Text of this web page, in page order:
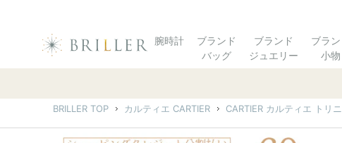
腕時計
ブランド
バッグ
ブランド
ジュエリー
ブラン
小物
BRILLER TOP カルティエ CARTIER CARTIER カルティエ トリ